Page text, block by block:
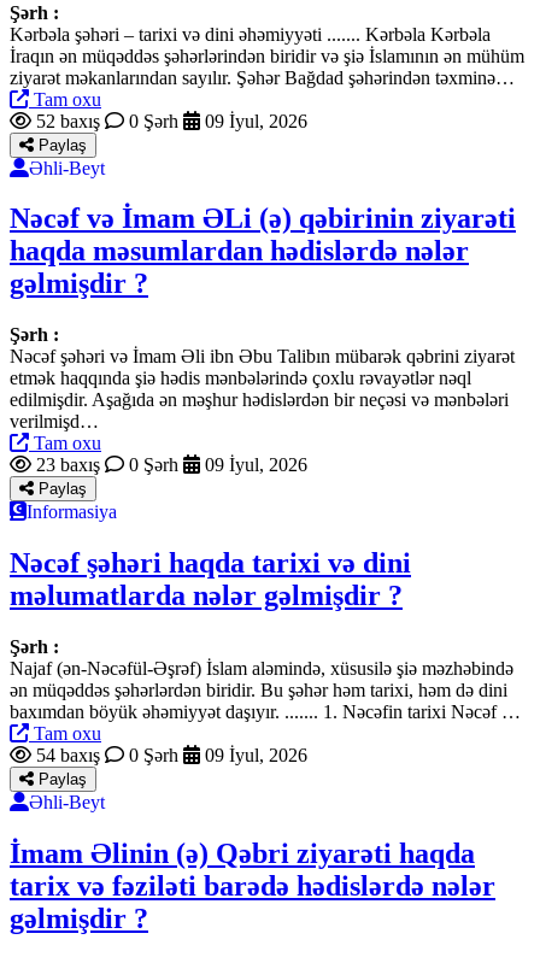
Şərh :
Kərbəla şəhəri – tarixi və dini əhəmiyyəti ....... Kərbəla Kərbəla
İraqın ən müqəddəs şəhərlərindən biridir və şiə İslamının ən mühüm
ziyarət məkanlarından sayılır. Şəhər Bağdad şəhərindən təxminə…
Tam oxu
52 baxış
0 Şərh 09 İyul, 2026
Paylaş
Əhli-Beyt
Nəcəf və İmam ƏLi (ə) qəbirinin ziyarəti
haqda məsumlardan hədislərdə nələr
gəlmişdir ?
Şərh :
Nəcəf şəhəri və İmam Əli ibn Əbu Talibın mübarək qəbrini ziyarət
etmək haqqında şiə hədis mənbələrində çoxlu rəvayətlər nəql
edilmişdir. Aşağıda ən məşhur hədislərdən bir neçəsi və mənbələri
verilmişd…
Tam oxu
23 baxış
0 Şərh 09 İyul, 2026
Paylaş
Informasiya
Nəcəf şəhəri haqda tarixi və dini
məlumatlarda nələr gəlmişdir ?
Şərh :
Najaf (ən-Nəcəfül-Əşrəf) İslam aləmində, xüsusilə şiə məzhəbində
ən müqəddəs şəhərlərdən biridir. Bu şəhər həm tarixi, həm də dini
baxımdan böyük əhəmiyyət daşıyır. ....... 1. Nəcəfin tarixi Nəcəf …
Tam oxu
54 baxış
0 Şərh 09 İyul, 2026
Paylaş
Əhli-Beyt
İmam Əlinin (ə) Qəbri ziyarəti haqda
tarix və fəziləti barədə hədislərdə nələr
gəlmişdir ?